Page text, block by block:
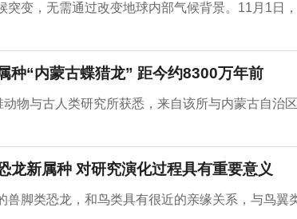
突变，无需通过改变地球内部气候背景。11月1日
种“内蒙古蝶猎龙” 距今约8300万年前
物与古人类研究所获悉，来自该所与内蒙古自治
龙新属种 对研究演化过程具有重要意义
兽脚类恐龙，和鸟类具有很近的亲缘关系，与鸟翼